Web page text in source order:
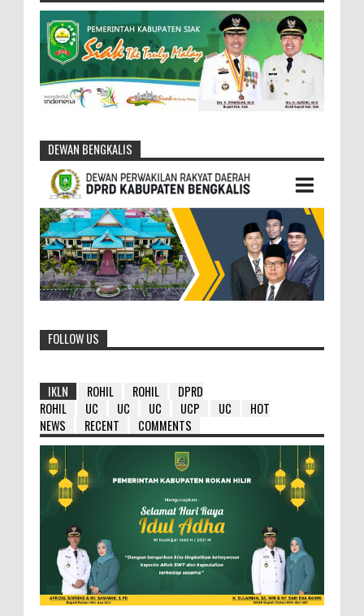
DEWAN BENGKALIS
FOLLOW US
IKLN ROHIL ROHIL
DPRD
ROHIL
UC UC UC UCP UC
HOT
NEWS
RECENT COMMENTS